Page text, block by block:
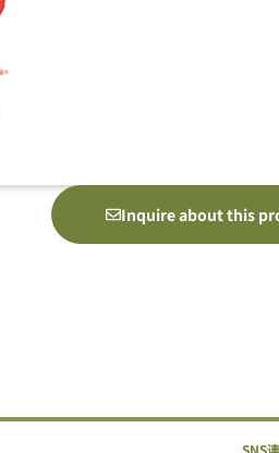
Inquire about this
SNS